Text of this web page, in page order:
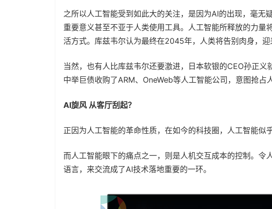
之所以人工智能受到如此大的关注，是因为AI的出现，毫无
重要意义甚至不亚于人类使用工具。人工智能所释放的力量
活方式。库兹韦尔认为最终在2045年，人类将告别肉身，迎
当然，也有人比库兹韦尔还要激进，日本软银的CEO孙正
中举巨债收购了ARM、OneWeb等人工智能公司，意图抢占
AI旋风 从客厅刮起？
正因为人工智能的革命性质，在如今的科技圈，人工智能似
而人工智能眼下的痛点之一，则是人机交互成本的控制。
语言，来交流成了AI技术落地重要的一环。